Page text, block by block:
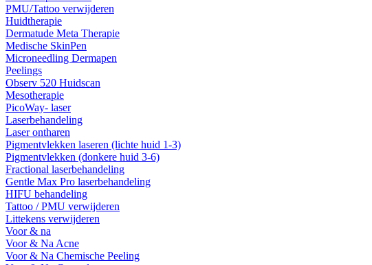
PMU/Tattoo verwijderen
Huidtherapie
Dermatude Meta Therapie
Medische SkinPen
Microneedling Dermapen
Peelings
Observ 520 Huidscan
Mesotherapie
PicoWay- laser
Laserbehandeling
Laser ontharen
Pigmentvlekken laseren (lichte huid 1-3)
Pigmentvlekken (donkere huid 3-6)
Fractional laserbehandeling
Gentle Max Pro laserbehandeling
HIFU behandeling
Tattoo / PMU verwijderen
Littekens verwijderen
Voor & na
Voor & Na Acne
Voor & Na Chemische Peeling